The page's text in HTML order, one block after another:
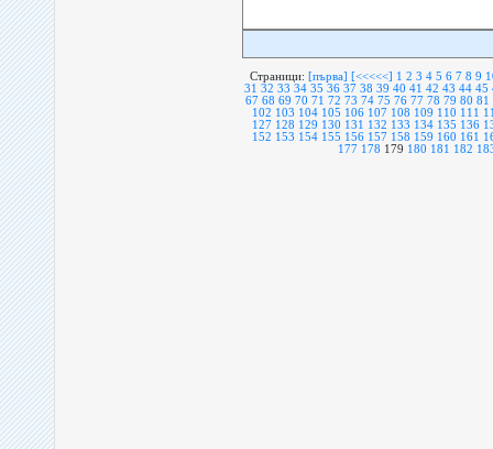
Страници: [първа] [<<<<<] 1 2 3 4 5 6 7 8 9
31 32 33 34 35 36 37 38 39 40 41 42 43 44 45
67 68 69 70 71 72 73 74 75 76 77 78 79 80 81
102 103 104 105 106 107 108 109 110 111
127 128 129 130 131 132 133 134 135 136
152 153 154 155 156 157 158 159 160 161
177 178 179 180 181 182